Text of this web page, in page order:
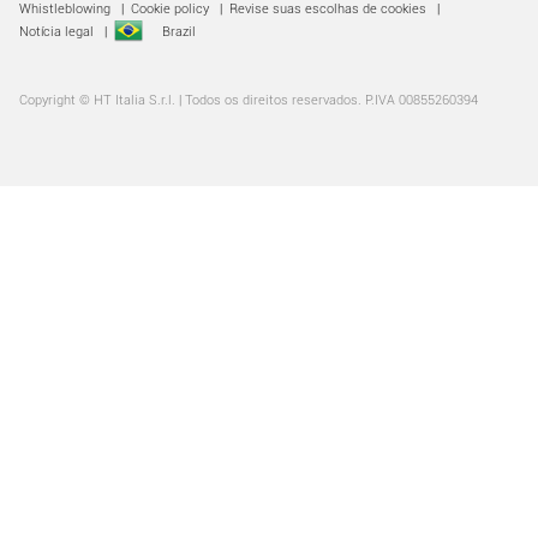
Whistleblowing
| Cookie policy | Revise suas escolhas de cookies
|
Notícia legal
| Brazil
Copyright © HT Italia S.r.l. | Todos os direitos reservados. P.IVA 00855260394